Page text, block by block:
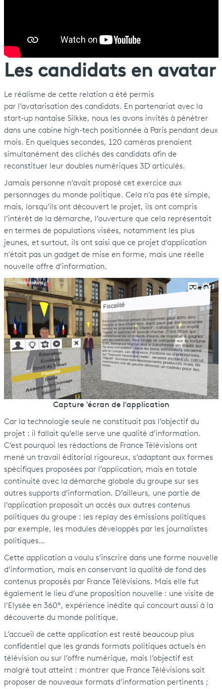
Les candidats en avatar
Le réalisme de cette relation a été permis
par l’avatarisation des candidats. En partenariat avec la
start-up nantaise Silkke, nous les avons invités à pénétrer
dans une cabine high-tech positionnée à Paris pendant deux
mois. En quelques secondes, 120 caméras prenaient
simultanément des clichés des candidats afin de
reconstituer leur doubles numériques 3D articulés.
Jamais personne n’avait proposé cet exercice aux
personnages du monde politique. Cela n’a pas été simple,
mais, lorsqu’ils ont découvert le projet, ils ont compris
l’intérêt de la démarche, l’ouverture que cela représentait
en termes de populations visées, notamment les plus
jeunes, et surtout, ils ont saisi que ce projet d’application
n’était pas un gadget de mise en forme, mais une réelle
nouvelle offre d’information.
Capture 'écran de l'application
Car la technologie seule ne constituait pas l’objectif du
projet : il fallait qu’elle serve une qualité d’information.
C’est pourquoi les rédactions de France Télévisions ont
mené un travail éditorial rigoureux, s’adaptant aux formes
spécifiques proposées par l’application, mais en totale
continuité avec la démarche globale du groupe sur ses
autres supports d’information. D’ailleurs, une partie de
l’application proposait un accès aux autres contenus
politiques du groupe : les replay des émissions politiques
par exemple, les modules développés par les journalistes
politiques…
Cette application a voulu s’inscrire dans une forme nouvelle
d’information, mais en conservant la qualité de fond des
contenus proposés par France Télévisions. Mais elle fut
également le lieu d’une proposition nouvelle : une visite de
l’Elysée en 360°, expérience inédite qui concourt aussi à la
découverte du monde politique.
L’accueil de cette application est resté beaucoup plus
confidentiel que les grands formats politiques actuels en
télévision ou sur l’offre numérique, mais l’objectif est
malgré tout atteint : montrer que France Télévisions sait
proposer de nouveaux formats d’information pertinents ;